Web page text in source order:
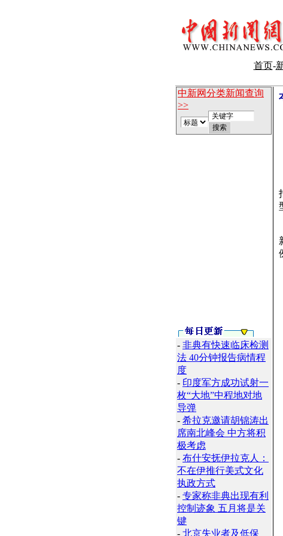
首页-
中新网分类新闻查询
>>
- 非典有快速临床检测
法 40分钟报告病情程
度
- 印度军方成功试射一
枚“大地”中程地对地
导弹
- 希拉克邀请胡锦涛出
席南北峰会 中方将积
极考虑
- 布什安抚伊拉克人：
不在伊推行美式文化
执政方式
- 专家称非典出现有利
控制迹象 五月将是关
键
- 北京失业者及低保